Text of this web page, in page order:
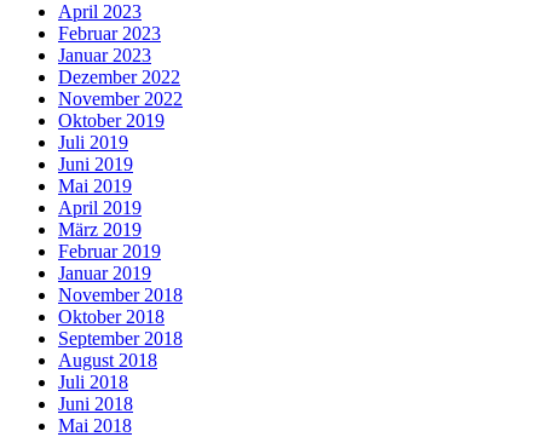
April 2023
Februar 2023
Januar 2023
Dezember 2022
November 2022
Oktober 2019
Juli 2019
Juni 2019
Mai 2019
April 2019
März 2019
Februar 2019
Januar 2019
November 2018
Oktober 2018
September 2018
August 2018
Juli 2018
Juni 2018
Mai 2018